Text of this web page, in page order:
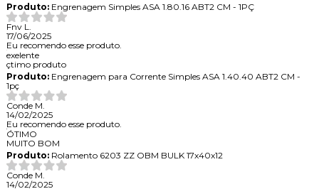
Produto:Engrenagem Simples ASA 1.80.16 ABT2 CM - 1PÇ
Fnv L.
17/06/2025
Eu recomendo esse produto.
exelente
çtimo produto
Produto:Engrenagem para Corrente Simples ASA 1.40.40 ABT2 CM -
1pç
Conde M.
14/02/2025
Eu recomendo esse produto.
ÓTIMO
MUITO BOM
Produto:Rolamento 6203 ZZ OBM BULK 17x40x12
Conde M.
14/02/2025